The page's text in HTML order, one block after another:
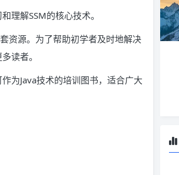
理解SSM的核心技术。
资源。为了帮助初学者及时地解决
读者。
为Java技术的培训图书，适合广大